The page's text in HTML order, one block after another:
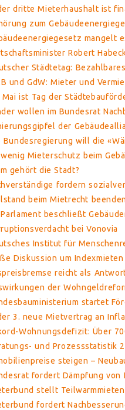
dritte Mieterhaushalt ist
zum
mangelt
Robert
Städtetag:
und GdW: Mieter und
ist Tag der
wollen im Bundesrat
der
will die
Mieterschutz beim
gehört die Stadt?
fordern
beim Mietrecht beenden
beschließt
bei Vonovia
Institut für
Diskussion um Indexmieten
reicht als
der
startet
3. neue Mietvertrag an
Wohnungsdefizit: Über
und Prozessstatistik
steigen –
fordert Dämpfung von
stellt
fordert